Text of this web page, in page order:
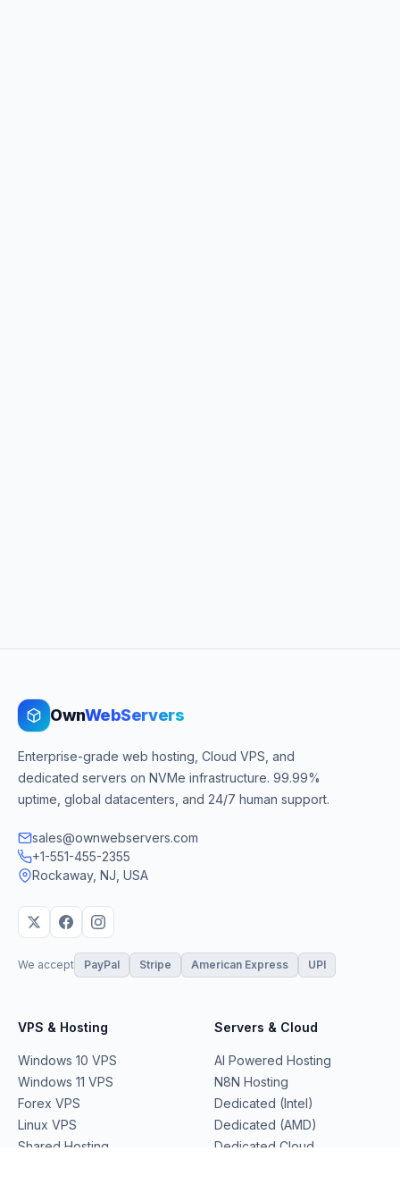
OwnWebServers
Enterprise-grade web hosting, Cloud VPS, and
dedicated servers on NVMe infrastructure. 99.99%
uptime, global datacenters, and 24/7 human support.
sales@ownwebservers.com
+1-551-455-2355
Rockaway, NJ, USA
We accept PayPal Stripe American Express UPI
VPS & Hosting
Windows 10 VPS
Windows 11 VPS
Forex VPS
Linux VPS
Shared Hosting
Servers & Cloud
AI Powered Hosting
N8N Hosting
Dedicated (Intel)
Dedicated (AMD)
Dedicated Cloud